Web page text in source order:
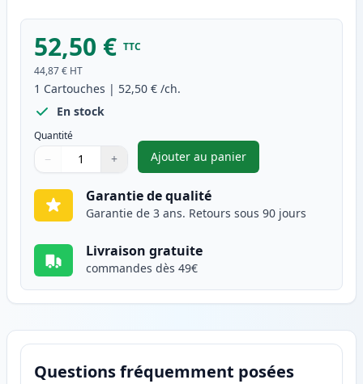
52,50 € TTC
44,87 € HT
1 Cartouches | 52,50 € /ch.
En stock
Quantité
Quantité
Utilisez les boutons pour ajuster
− +
Quantité
Ajouter au panier
,Canon CRG 719 H
Garantie de qualité
Garantie de 3 ans. Retours sous 90 jours
Livraison gratuite
commandes dès 49€
Questions fréquemment posées